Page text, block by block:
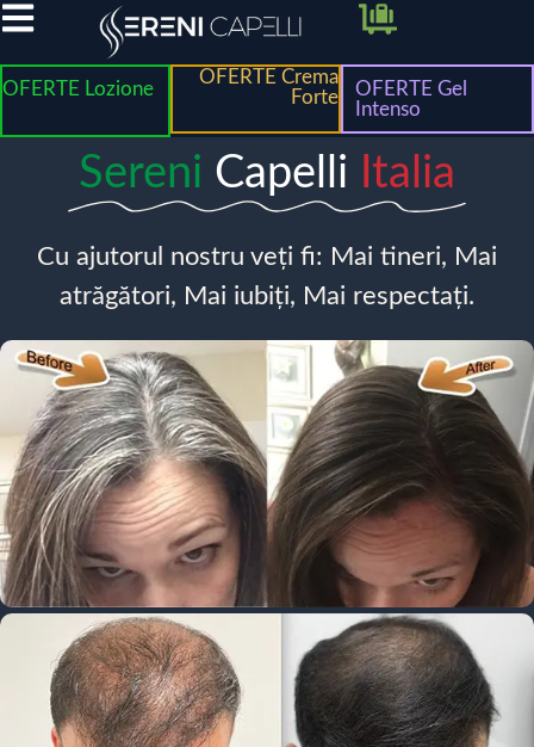
OFERTE Lozione
OFERTE Crema
Forte
OFERTE Gel
Intenso
Sereni Capelli Italia
Cu ajutorul nostru veți fi: Mai tineri, Mai
atrăgători, Mai iubiți, Mai respectați.